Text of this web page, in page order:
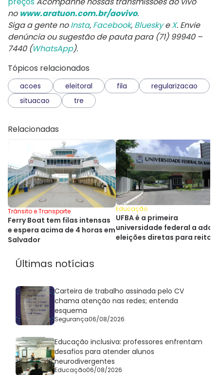
no www.aratuon.com.br/aovivo.
Siga a gente noInsta, Facebook, BlueskyeX. Envie
denúncia ou sugestão de pauta para (71) 99940 –
7440 (WhatsApp).
Tópicos relacionados
acoes eleitoral fila
regularizacao
situacao
tre
Relacionadas
Trânsito e Transporte
Ferry Boat tem filas intensas
e espera acima de 4 horas em
Salvador
Educação
UFBA é a primeira
universidade federal a
eleições diretas para
Últimas notícias
Carteira de trabalho assinada pelo CV
chama atenção nas redes; entenda
esquema
Segurança06/08/2026
Educação inclusiva: professores enfrentam
desafios para atender alunos
neurodivergentes
Educação06/08/2026